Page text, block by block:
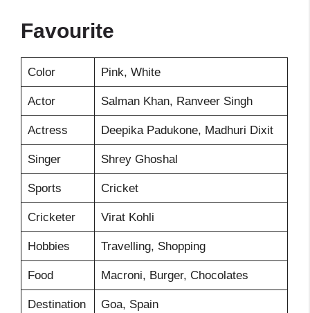
Favourite
Color Pink, White
Actor Salman Khan, Ranveer Singh
Actress Deepika Padukone, Madhuri Dixit
Singer Shrey Ghoshal
Sports Cricket
Cricketer Virat Kohli
Hobbies Travelling, Shopping
Food Macroni, Burger, Chocolates
Destination Goa, Spain